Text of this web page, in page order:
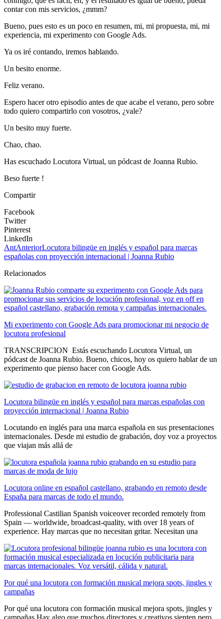
contar con mis servicios, ¿mmm?
Bueno, pues esto es un poco en resumen, mi, mi propuesta, mi, mi
experiencia, mi experimento con Google Ads.
Ya os iré contando, iremos hablando.
Un besito enorme.
Feliz verano.
Espero hacer otro episodio antes de que acabe el verano, pero sobre
todo quiero compartirlo con vosotros, ¿vale?
Un besito muy fuerte.
Chao, chao.
Has escuchado Locutora Virtual, un pódcast de Joanna Rubio.
Beso fuerte !
Compartir
Facebook
Twitter
Pinterest
LinkedIn
AntAnteriorLocutora bilingüe en inglés y español para marcas
españolas con proyección internacional | Joanna Rubio
Relacionados
Mi experimento con Google Ads para promocionar mi negocio de
locutora profesional
TRANSCRIPCION Estás escuchando Locutora Virtual, un
pódcast de Joanna Rubio. Bueno, chicos, hoy os quiero hablar de un
experimento que pienso hacer con Google Ads.
Locutora bilingüe en inglés y español para marcas españolas con
proyección internacional | Joanna Rubio
Locutando en inglés para una marca española en sus presentaciones
internacionales. Desde mi estudio de grabación, doy voz a proyectos
que viajan más allá de
Locutora online en español castellano, grabando en remoto desde
España para marcas de todo el mundo.
Professional Castilian Spanish voiceover recorded remotely from
Spain — worldwide, broadcast-quality, with over 18 years of
experience. Hay marcas que no necesitan gritar. Necesitan una
Por qué una locutora con formación musical mejora spots, jingles y
campañas
Por qué una locutora con formación musical mejora spots, jingles y
campañas Hay algo que muchos directores y creativos sienten pero